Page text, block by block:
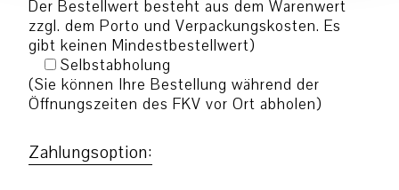
Der Bestellwert besteht aus dem Warenwert
zzgl. dem Porto und Verpackungskosten. Es
gibt keinen Mindestbestellwert)
Selbstabholung
(Sie können Ihre Bestellung während der
Öffnungszeiten des FKV vor Ort abholen)
Zahlungsoption: